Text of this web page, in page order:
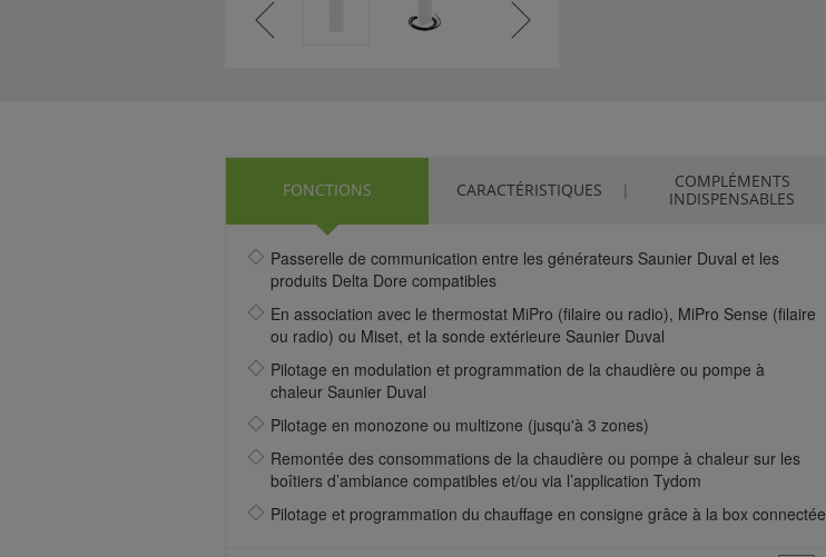
FONCTIONS CARACTÉRISTIQUES
COMPLÉMENTS
INDISPENSABLES
Passerelle de communication entre les générateurs Saunier Duval et les
produits Delta Dore compatibles
En association avec le thermostat MiPro (filaire ou radio), MiPro Sense (filaire
ou radio) ou Miset, et la sonde extérieure Saunier Duval
Pilotage en modulation et programmation de la chaudière ou pompe à
chaleur Saunier Duval
Pilotage en monozone ou multizone (jusqu'à 3 zones)
Remontée des consommations de la chaudière ou pompe à chaleur sur les
boîtiers d’ambiance compatibles et/ou via l’application Tydom
Pilotage et programmation du chauffage en consigne grâce à la box connectée